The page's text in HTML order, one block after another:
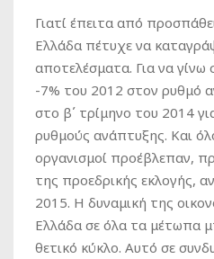
Γιατί έπειτα από
Ελλάδα πέτυχε να
αποτελέσματα. Για να γίνω
-7% του 2012 στον ρυθμό
στο β΄ τρίμηνο του 2014
ρυθμούς ανάπτυξης. Και
οργανισμοί προέβλεπαν,
της προεδρικής εκλογής,
2015. Η δυναμική της
Ελλάδα σε όλα τα μέτωπα
θετικό κύκλο. Αυτό σε